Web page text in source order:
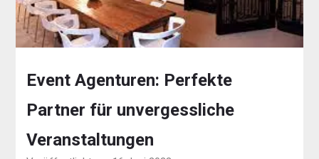
Event Agenturen: Perfekte
Partner für unvergessliche
Veranstaltungen